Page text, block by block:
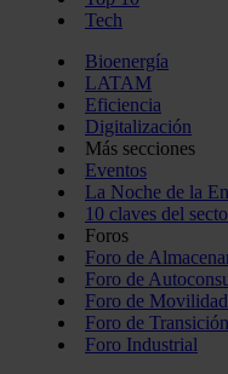
Tech
Bioenergía
LATAM
Eficiencia
Digitalización
Más secciones
Eventos
La Noche de la
10 claves del
Foros
Foro de
Foro de
Foro de
Foro de
Foro Industrial